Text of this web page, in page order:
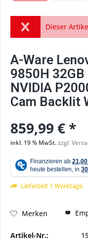
Dieser
A-Ware
9850H 32GB
NVIDIA
Cam Backlit
859,99 € *
inkl. 19 % MwSt.zzgl.
Lieferzeit 1 Werktage
Merken
Artikel-Nr.: